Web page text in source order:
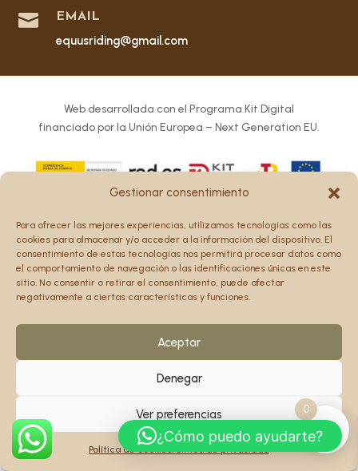
Gestionar consentimiento
Para ofrecer las mejores experiencias, utilizamos tecnologías como las
cookies para almacenar y/o acceder a la información del dispositivo. El
consentimiento de estas tecnologías nos permitirá procesar datos como
el comportamiento de navegación o las identificaciones únicas en este
sitio. No consentir o retirar el consentimiento, puede afectar
negativamente a ciertas características y funciones.
Aceptar
Denegar
Ver preferencias
Política de cookiesPolítica de privacidad
 EMAIL
equusriding@gmail.com
Web desarrollada con el Programa Kit Digital
financiado por la Unión Europea – Next Generation EU.
son únicamente los del autor o autores y no reflejan
necesariamente los de la Unión Europea o la Comisión
Europea.
Ni la Unión Europea ni la Comisión Europea pueden ser
0
¿Cómo puedo ayudarte?